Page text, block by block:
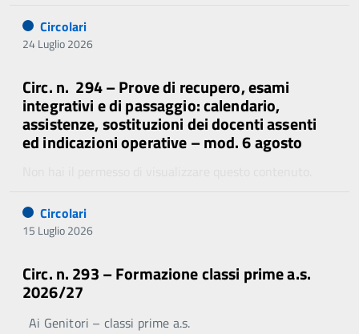
Circolari
24 Luglio 2026
Circ. n. 294 – Prove di recupero, esami
integrativi e di passaggio: calendario,
assistenze, sostituzioni dei docenti assenti
ed indicazioni operative – mod. 6 agosto
Circolari
15 Luglio 2026
Circ. n. 293 – Formazione classi prime a.s.
2026/27
Ai Genitori – classi prime a.s.